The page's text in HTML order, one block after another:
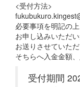
<受付方法>
必要事項を明記の
お申し込みいただ
お送りさせていただ
そちらへ入金金額
受付期間